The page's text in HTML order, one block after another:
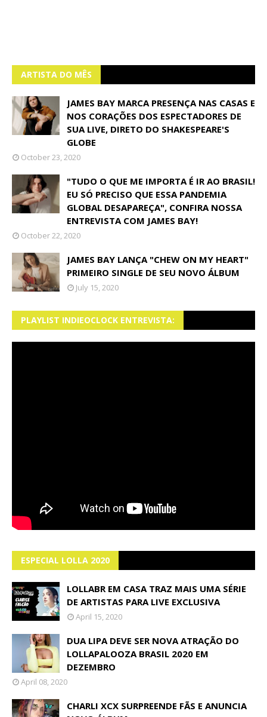
ARTISTA DO MÊS
JAMES BAY MARCA PRESENÇA NAS CASAS E
NOS CORAÇÕES DOS ESPECTADORES DE
SUA LIVE, DIRETO DO SHAKESPEARE'S
GLOBE
October 23, 2020
"TUDO O QUE ME IMPORTA É IR AO BRASIL!
EU SÓ PRECISO QUE ESSA PANDEMIA
GLOBAL DESAPAREÇA", CONFIRA NOSSA
ENTREVISTA COM JAMES BAY!
October 22, 2020
JAMES BAY LANÇA "CHEW ON MY HEART"
PRIMEIRO SINGLE DE SEU NOVO ÁLBUM
July 15, 2020
PLAYLIST INDIEOCLOCK ENTREVISTA:
ESPECIAL LOLLA 2020
LOLLABR EM CASA TRAZ MAIS UMA SÉRIE
DE ARTISTAS PARA LIVE EXCLUSIVA
April 15, 2020
DUA LIPA DEVE SER NOVA ATRAÇÃO DO
LOLLAPALOOZA BRASIL 2020 EM
DEZEMBRO
April 08, 2020
CHARLI XCX SURPREENDE FÃS E ANUNCIA